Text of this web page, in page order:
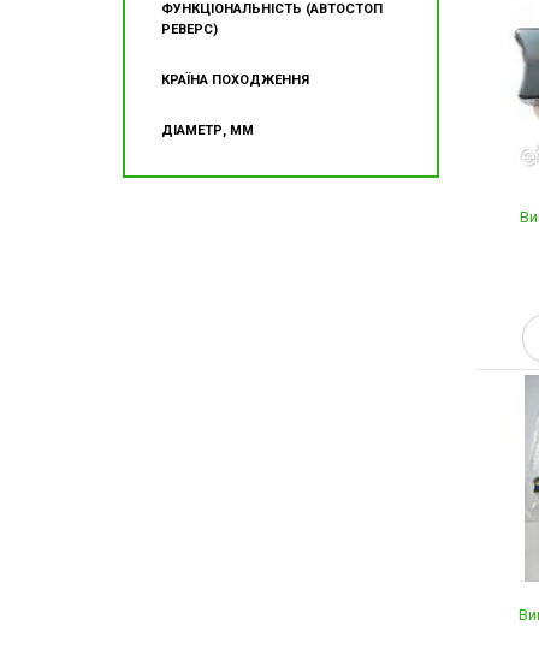
ФУНКЦІОНАЛЬНІСТЬ (АВТОСТОП
РЕВЕРС)
КРАЇНА ПОХОДЖЕННЯ
ДІАМЕТР, ММ